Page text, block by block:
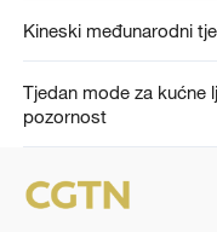
Kineski međunarodni
Tjedan mode za kućne
pozornost